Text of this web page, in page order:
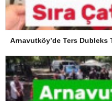
Arnavutköy’de Ters Dubleks